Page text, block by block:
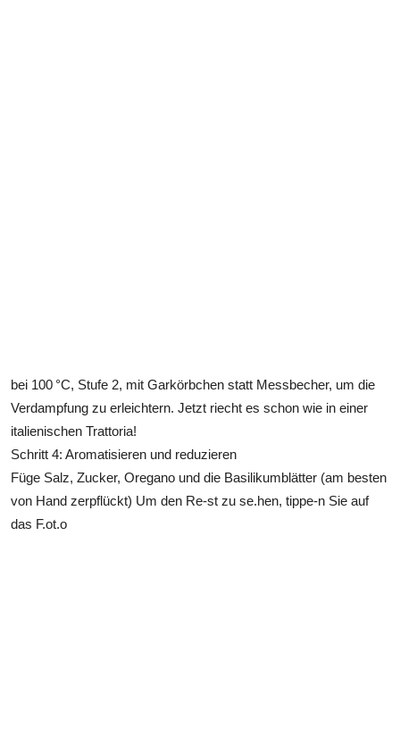
bei 100 °C, Stufe 2, mit Garkörbchen statt Messbecher, um die
Verdampfung zu erleichtern. Jetzt riecht es schon wie in einer
italienischen Trattoria!
Schritt 4: Aromatisieren und reduzieren
Füge Salz, Zucker, Oregano und die Basilikumblätter (am besten
von Hand zerpflückt) Um den Re-st zu se.hen, tippe-n Sie auf
das F.ot.o